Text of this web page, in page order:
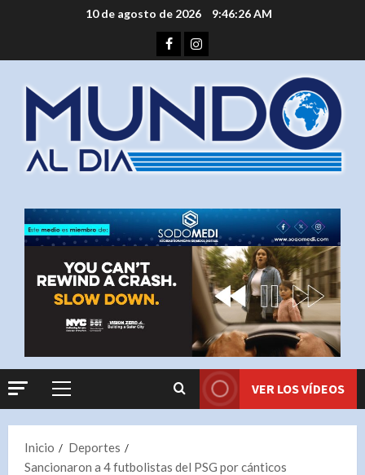
10 de agosto de 2026 9:46:26 AM
FacebookInstagram
Menú
VER LOS VÍDEOS
Inicio
Deportes
Sancionaron a 4 futbolistas del PSG por cánticos